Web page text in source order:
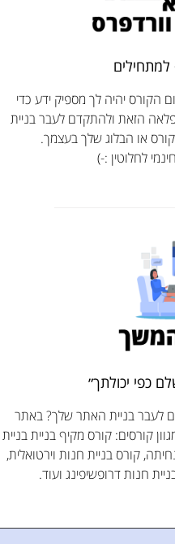
למתחילים
הקורס יהיה לך מספיק ידע כדי
הזאת ולהתקדם לעבר בניית
או הבלוג שלך בעצמך.
לחלוטין :-)
כפי יכולתך״
לעבר בניית האתר שלך? באתר
קורסים: קורס מקיף בניית בניית
קורס בניית חנות וירטואלית,
חנות דרופשיפינג ועוד.